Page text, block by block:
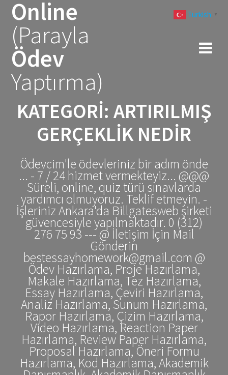
Online
(Parayla
Ödev
Yaptırma)
KATEGORI: ARTIRILMIŞ
GERÇEKLIK NEDIR
Ödevcim'le ödevleriniz bir adım önde
... - 7 / 24 hizmet vermekteyiz... @@@
Süreli, online, quiz türü sınavlarda
yardımcı olmuyoruz. Teklif etmeyin. -
İşleriniz Ankara'da Billgatesweb şirketi
güvencesiyle yapılmaktadır. 0 (312)
276 75 93 --- @ İletişim İçin Mail
Gönderin
bestessayhomework@gmail.com @
Ödev Hazırlama, Proje Hazırlama,
Makale Hazırlama, Tez Hazırlama,
Essay Hazırlama, Çeviri Hazırlama,
Analiz Hazırlama, Sunum Hazırlama,
Rapor Hazırlama, Çizim Hazırlama,
Video Hazırlama, Reaction Paper
Hazırlama, Review Paper Hazırlama,
Proposal Hazırlama, Öneri Formu
Hazırlama, Kod Hazırlama, Akademik
Turkish ▼